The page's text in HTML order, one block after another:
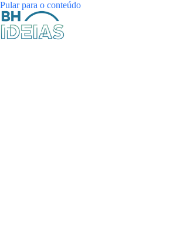
Pular para o conteúdoPular